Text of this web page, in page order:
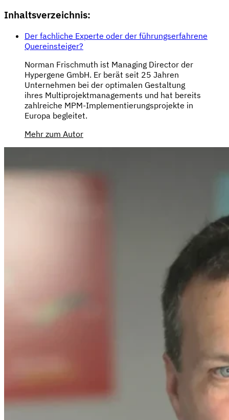
Inhaltsverzeichnis:
Der fachliche Experte oder der führungserfahrene
Quereinsteiger?
Norman Frischmuth ist Managing Director der
Hypergene GmbH. Er berät seit 25 Jahren
Unternehmen bei der optimalen Gestaltung
ihres Multiprojektmanagements und hat bereits
zahlreiche MPM-Implementierungsprojekte in
Europa begleitet.
Mehr zum Autor